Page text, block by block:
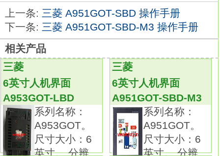
外部连接：3线式。
可以根据外部的连接方式和外部设备的输入输
出规格，
从丰富的产品阵容中选择。
通过端子台上部的手指保护，
人体不会接触到带电部位，
因此也可以将端子台型的远程I/O模块直接安装
到机床上A951GOT-LBD输入形式：DC输入，
正极公共端。
输入点数：16点。
输入响应时间：0.2ms以下，1.5ms以下,5ms
上一条: 三菱 A951GOT-SBD 操作手册
下一条: 三菱 A951GOT-SBD-M3 操作手册
相关产品
三菱
6英寸人机界面
A953GOT-LBD
系列名称：
A953GOT。
尺寸大小：6
英寸。 分辨
三菱
6英寸人机界面
A951GOT-SBD-M3
系列名称：
A951GOT。
尺寸大小：6
英寸。 分辨